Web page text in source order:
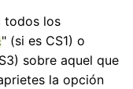
todos los
" (si es CS1) o
sobre aquel que
la opción